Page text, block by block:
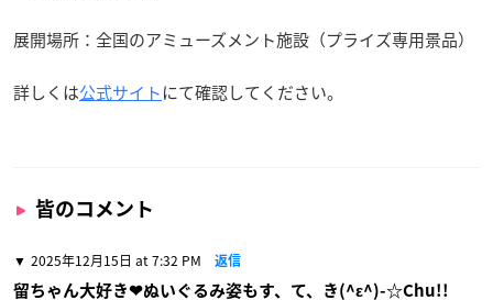
展開場所：全国のアミューズメント施設（プライズ専用景品）
詳しくは公式サイトにて確認してください。
皆のコメント
2025年12月15日 at 7:32 PM 返信
留ちゃん大好き❤ぬいぐるみ姿もす、て、き(^ε^)-☆Chu!!